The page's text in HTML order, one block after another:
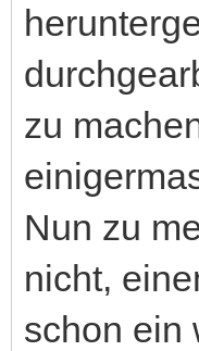
zu
Nun zu
nicht,
schon ein